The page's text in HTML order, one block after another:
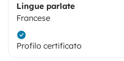
Lingue parlate
Francese
Profilo certificato